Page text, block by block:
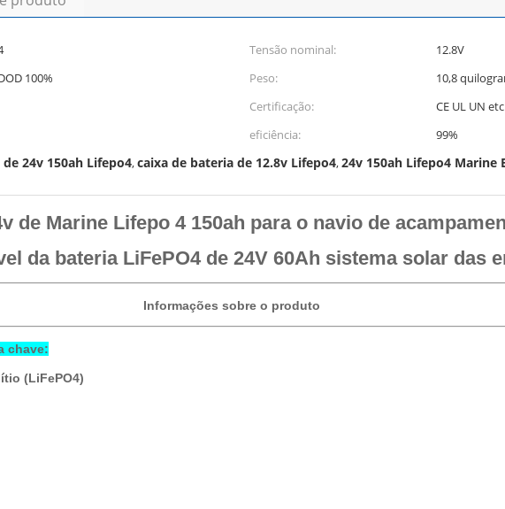
Tensão nominal:
12.8V
100% Peso:
10,8
Certificação:
CE UL UN
eficiência:
99%
24v 150ah Lifepo4,caixa de bateria de 12.8v Lifepo4,24v 150ah Lifepo4 Marine
de Marine Lifepo 4 150ah para o navio de
da bateria LiFePO4 de 24V 60Ah sistema solar das
Informações sobre o produto
chave:
(LiFePO4)